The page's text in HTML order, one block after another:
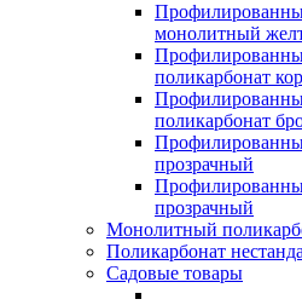
монолитный
поликарбонат
поликарбонат
прозрачный
прозрачный
Монолитный
Поликарбонат
Садовые товары